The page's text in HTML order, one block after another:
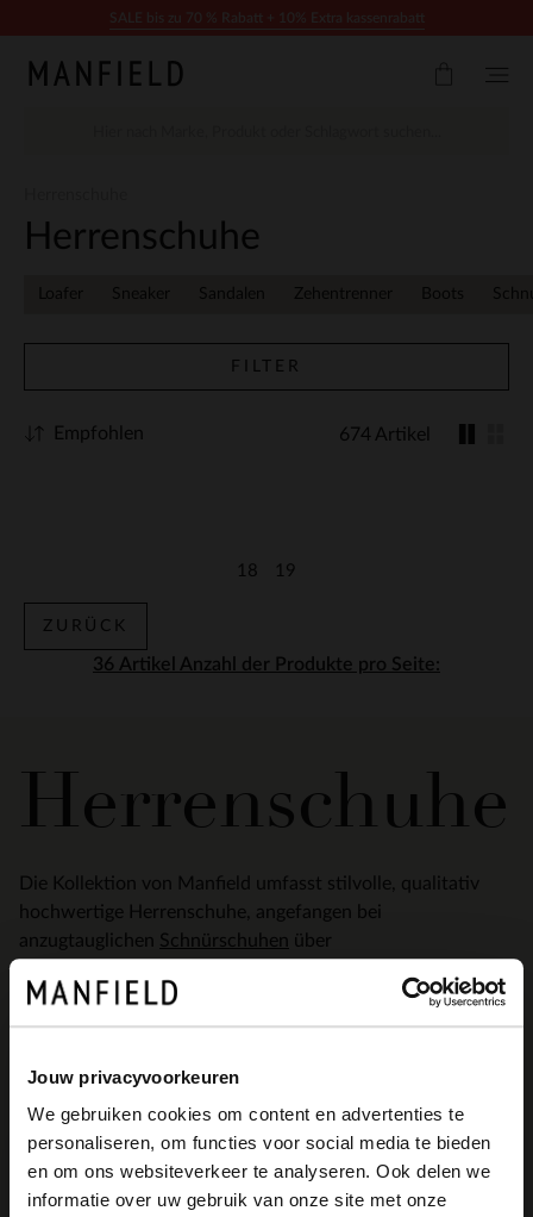
Jouw privacyvoorkeuren
We gebruiken cookies om content en advertenties te
personaliseren, om functies voor social media te bieden
en om ons websiteverkeer te analyseren. Ook delen we
informatie over uw gebruik van onze site met onze
Herrenschuhe
Loafer Sneaker Sandalen Zehentrenner Boots
FILTER
674 Artikel
Empfohlen
Anzahl der Produkte pro Seite:
ZURÜCK
18 19
Herrenschuhe
Die Kollektion von Manfield umfasst stilvolle, qualitativ
hochwertige Herrenschuhe, angefangen bei
anzugtauglichen Schnürschuhen über
lässigen
Boots, sportlichen
sommerlichenSlippern. Von sportlich bis klassisch und von
Gelegenheit den passenden Herren schuh!
Mehr lesen
×
View this website in English?